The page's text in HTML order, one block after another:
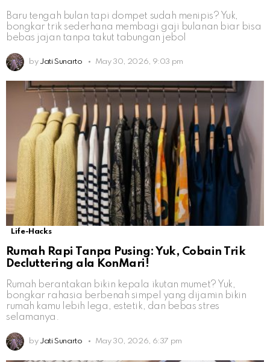
Baru tengah bulan tapi dompet sudah menipis? Yuk,
bongkar trik sederhana membagi gaji bulanan biar bisa
bebas jajan tanpa takut tabungan jebol
by Jati Sunarto May 30, 2026, 9:03 pm
Life-Hacks
Rumah Rapi Tanpa Pusing: Yuk, Cobain Trik
Decluttering ala KonMari!
Rumah berantakan bikin kepala ikutan mumet? Yuk,
bongkar rahasia berbenah simpel yang dijamin bikin
rumah kamu lebih lega, estetik, dan bebas stres
selamanya.
by Jati Sunarto May 30, 2026, 6:37 pm